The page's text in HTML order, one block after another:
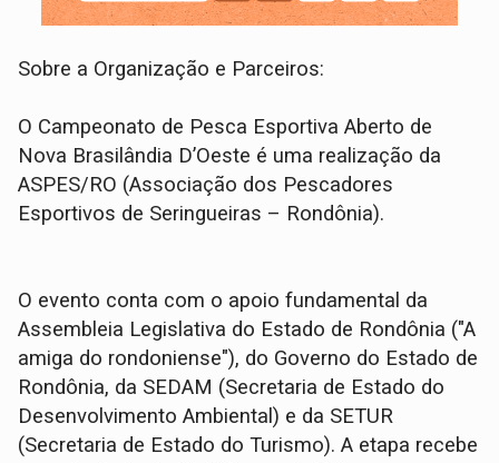
Sobre a Organização e Parceiros:
O Campeonato de Pesca Esportiva Aberto de
Nova Brasilândia D’Oeste é uma realização da
ASPES/RO (Associação dos Pescadores
Esportivos de Seringueiras – Rondônia).
O evento conta com o apoio fundamental da
Assembleia Legislativa do Estado de Rondônia ("A
amiga do rondoniense"), do Governo do Estado de
Rondônia, da SEDAM (Secretaria de Estado do
Desenvolvimento Ambiental) e da SETUR
(Secretaria de Estado do Turismo). A etapa recebe